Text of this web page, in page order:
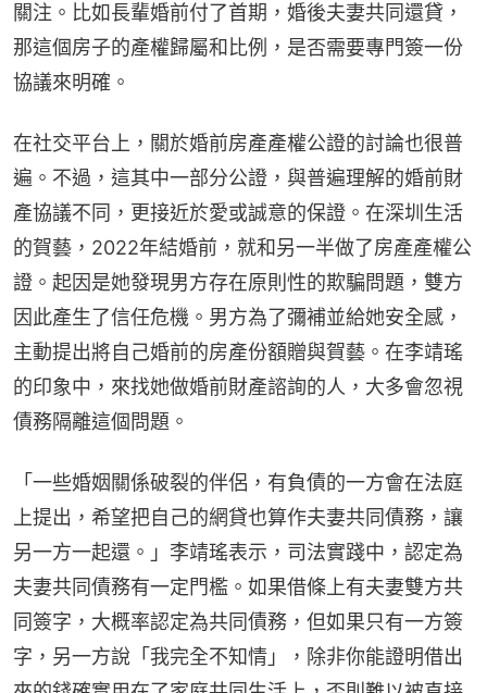
關注。比如長輩婚前付了首期，婚後夫妻共同還貸，
那這個房子的產權歸屬和比例，是否需要專門簽一份
協議來明確。
在社交平台上，關於婚前房產產權公證的討論也很普
遍。不過，這其中一部分公證，與普遍理解的婚前財
產協議不同，更接近於愛或誠意的保證。在深圳生活
的賀藝，2022年結婚前，就和另一半做了房產產權公
證。起因是她發現男方存在原則性的欺騙問題，雙方
因此產生了信任危機。男方為了彌補並給她安全感，
主動提出將自己婚前的房產份額贈與賀藝。在李靖瑤
的印象中，來找她做婚前財產諮詢的人，大多會忽視
債務隔離這個問題。
「一些婚姻關係破裂的伴侶，有負債的一方會在法庭
上提出，希望把自己的網貸也算作夫妻共同債務，讓
另一方一起還。」李靖瑤表示，司法實踐中，認定為
夫妻共同債務有一定門檻。如果借條上有夫妻雙方共
同簽字，大概率認定為共同債務，但如果只有一方簽
字，另一方說「我完全不知情」，除非你能證明借出